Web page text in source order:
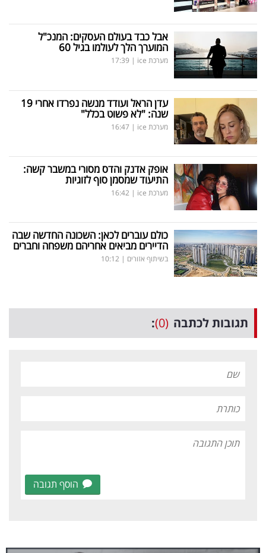
אבל כבד בעולם העסקים: המנכ"ל
המוערך הלך לעולמו בגיל 60
מערכת ice |
17:39
עדן הראל ועודד מנשה נפרדו אחרי 19
שנה: "לא פשוט בכלל"
מערכת ice |
16:47
אופק אדנק והדס מסורי במשבר קשה:
התיעוד שמסמן סוף לזוגיות
מערכת ice |
16:42
כולם עוברים לכאן: השכונה החדשה שבה
הדיירים מביאים אחריהם משפחה וחברים
בשיתוף אזורים |
10:12
תגובות לכתבה (0)
:
הוסף תגובה